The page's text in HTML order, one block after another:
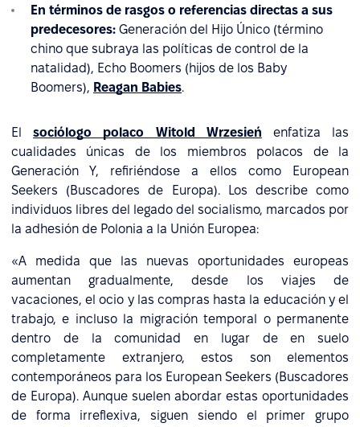
En términos de rasgos o referencias directas a sus
predecesores: Generación del Hijo Único (término
chino que subraya las políticas de control de la
natalidad), Echo Boomers (hijos de los Baby
Boomers), Reagan Babies.
Elsociólogo polaco Witold Wrzesień enfatiza las
cualidades únicas de los miembros polacos de la
Generación Y, refiriéndose a ellos como European
Seekers (Buscadores de Europa). Los describe como
individuos libres del legado del socialismo, marcados por
la adhesión de Polonia a la Unión Europea:
«A medida que las nuevas oportunidades europeas
aumentan gradualmente, desde los viajes de
vacaciones, el ocio y las compras hasta la educación y el
trabajo, e incluso la migración temporal o permanente
dentro de la comunidad en lugar de en suelo
completamente extranjero, estos son elementos
contemporáneos para los European Seekers (Buscadores
de Europa). Aunque suelen abordar estas oportunidades
de forma irreflexiva, siguen siendo el primer grupo